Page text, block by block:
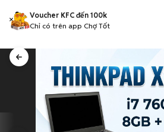
Voucher KFC đến 100k
Chỉ có trên app Chợ Tốt